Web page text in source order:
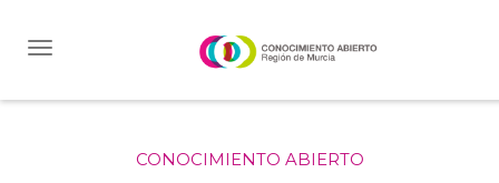
CONOCIMIENTO ABIERTO